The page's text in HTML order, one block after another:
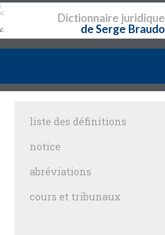
Dictionnaire juridique
de Serge Braudo
liste des définitions
notice
abréviations
cours et tribunaux